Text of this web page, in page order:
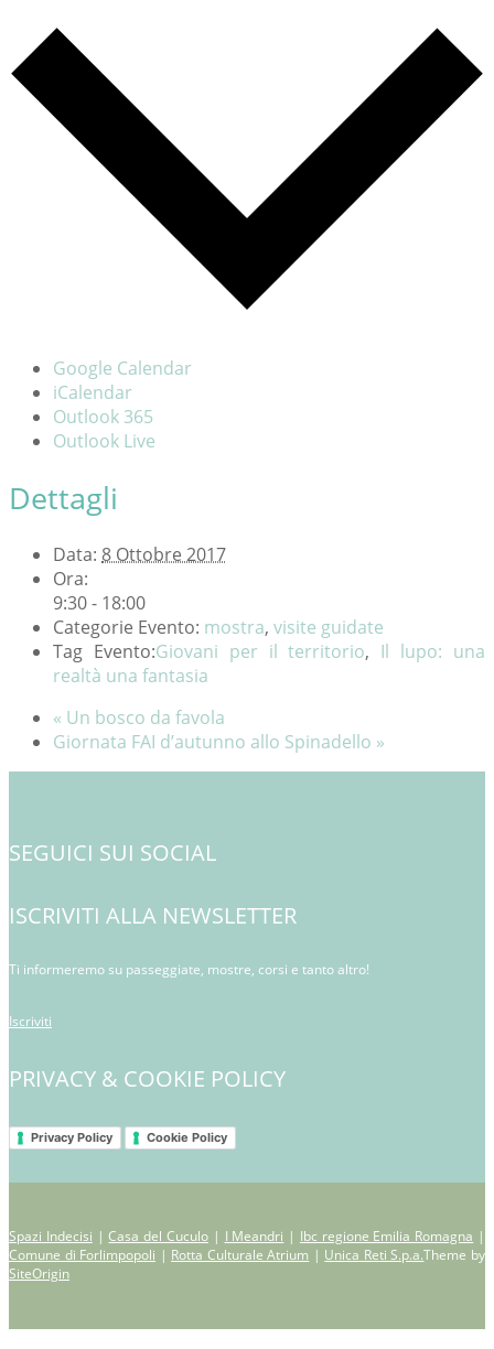
Google Calendar
iCalendar
Outlook 365
Outlook Live
Dettagli
Data: 8 Ottobre 2017
Ora:
9:30 - 18:00
Categorie Evento: mostra, visite guidate
Tag Evento:Giovani per il territorio, Il lupo: una
realtà una fantasia
« Un bosco da favola
Giornata FAI d’autunno allo Spinadello »
SEGUICI SUI SOCIAL
ISCRIVITI ALLA NEWSLETTER
Ti informeremo su passeggiate, mostre, corsi e tanto altro!
Iscriviti
PRIVACY & COOKIE POLICY
Privacy Policy Cookie Policy
Spazi Indecisi |Casa del Cuculo| I Meandri | Ibc regione Emilia Romagna |
Comune di Forlimpopoli | Rotta Culturale Atrium | Unica Reti S.p.a.Theme by
SiteOrigin